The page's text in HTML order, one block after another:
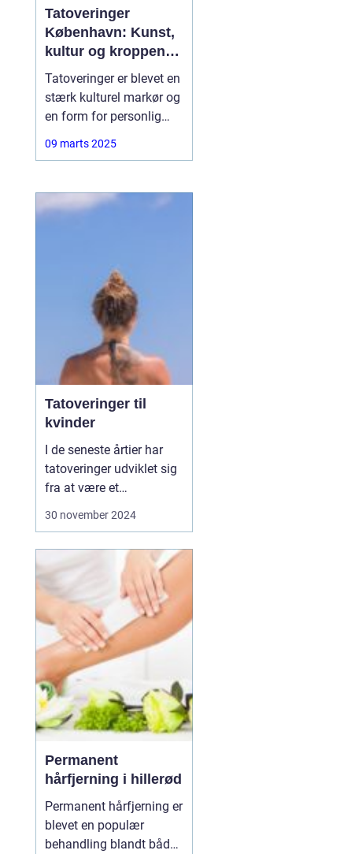
Tatoveringer
København: Kunst,
kultur og kroppens
lærred
Tatoveringer er blevet en
stærk kulturel markør og
en form for personlig
Danmark, København,
finder man et
09 marts 2025
Tatoveringer til
kvinder
I de seneste årtier har
tatoveringer udviklet sig
fra at være et
nichefænomen til en
mennesker over hele
verden. Især kvinder har
taget tatoveringer til sig
som et stærkt udtr...
30 november 2024
Permanent
hårfjerning i hillerød
Permanent hårfjerning er
blevet en populær
behandling blandt både